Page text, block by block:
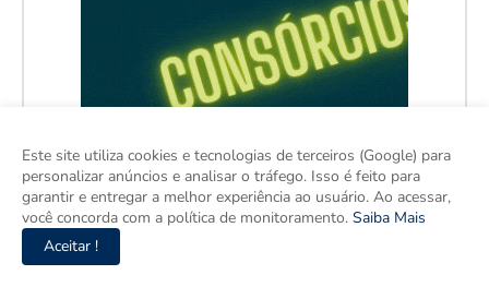
Este site utiliza cookies e tecnologias de terceiros (Google) para
personalizar anúncios e analisar o tráfego. Isso é feito para
garantir e entregar a melhor experiência ao usuário. Ao acessar,
você concorda com a política de monitoramento. Saiba Mais
Aceitar !